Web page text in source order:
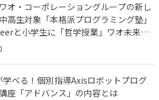
ワオ・コーポレーショングループの新し
高生対象「本格派プログラミング塾」
と小学生に「哲学授業」ワオ未来塾
べる！個別指導Axisロボットプログ
座「アドバンス」の内容とは